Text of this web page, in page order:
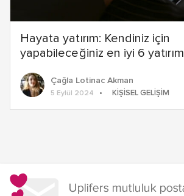
Hayata yatırım: Kendiniz için
yapabileceğiniz en iyi 6 yatırım
Çağla Lotinac Akman
5 Eylül 2024 KIŞISEL GELIŞIM
dolaşımı